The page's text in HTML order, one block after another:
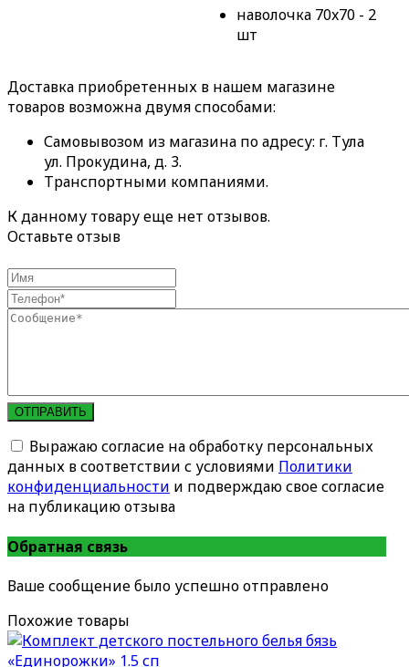
наволочка 70x70 - 2
шт
Доставка приобретенных в нашем магазине
товаров возможна двумя способами:
Самовывозом из магазина по адресу: г. Тула
ул. Прокудина, д. 3.
Транспортными компаниями.
К данному товару еще нет отзывов.
Оставьте отзыв
ОТПРАВИТЬ
Выражаю согласие на обработку персональных
данных в соответствии с условиями Политики
конфиденциальности и подверждаю свое согласие
на публикацию отзыва
Обратная связь
Ваше сообщение было успешно отправлено
Похожие товары